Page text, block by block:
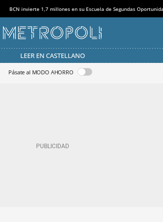
BCN invierte 1,7 millones en su Escuela de Segundas
LEER EN CASTELLANO
Pásate al MODO AHORRO